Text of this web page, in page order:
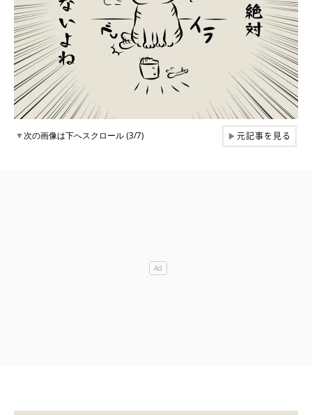
▼次の画像は下へスクロール (3/7) ▶元記事を見る